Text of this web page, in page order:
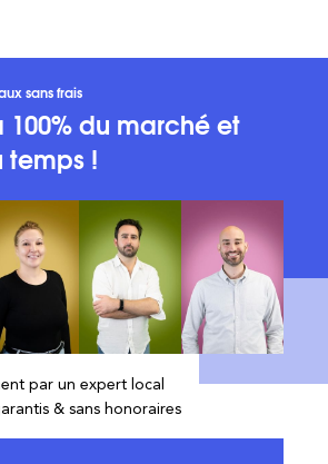
sans frais
du marché et
!
par un expert local
& sans honoraires